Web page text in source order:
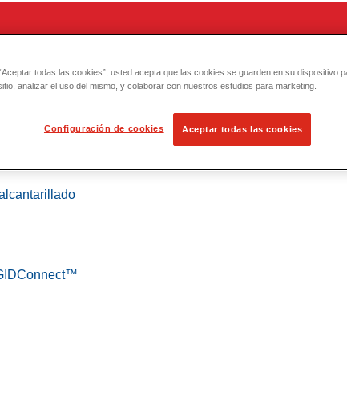
todas las cookies”, usted acepta que las cookies se guarden en su dispositivo
analizar el uso del mismo, y colaborar con nuestros estudios para marketing.
Configuración de cookies Aceptar todas las cookies